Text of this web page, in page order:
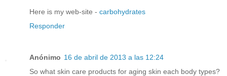
Here is my web-site - carbohydrates
Responder
Anónimo 16 de abril de 2013 a las 12:24
So what skin care products for aging skin each body types?